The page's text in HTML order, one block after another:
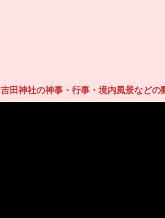
吉田神社の神事・行事・境内風景などの